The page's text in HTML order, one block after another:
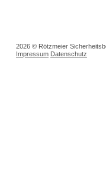
2026 © Rötzmeier
Impressum Datenschutz